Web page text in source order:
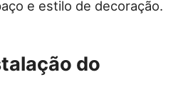
e estilo de decoração.
do